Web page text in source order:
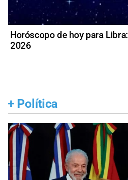
Horóscopo de hoy para
2026
+ Política